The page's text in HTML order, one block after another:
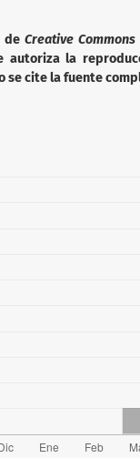
de Creative
autoriza la
se cite la fuente